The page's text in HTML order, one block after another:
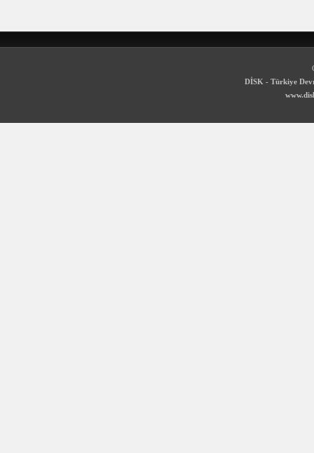
DİSK - Türkiye